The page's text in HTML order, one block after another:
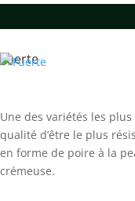
Fuerte
Une des variétés les
qualité d’être le plus
en forme de poire à la
crémeuse.